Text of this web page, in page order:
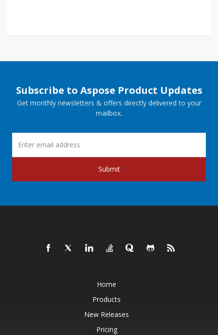
Subscribe to Aspose Product Updates
Get monthly newsletters & offers directly delivered to your
mailbox.
Submit
Home
Products
New Releases
Pricing